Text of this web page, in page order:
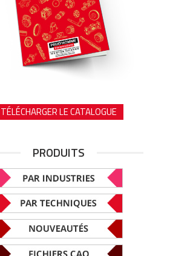
TÉLÉCHARGER LE CATALOGUE
PRODUITS